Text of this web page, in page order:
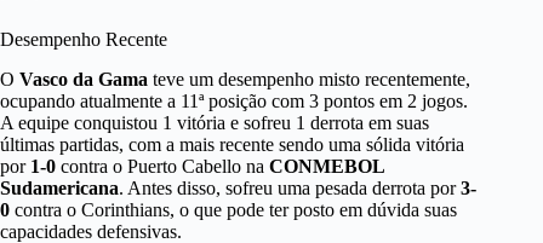
Desempenho Recente
O Vasco da Gama teve um desempenho misto recentemente,
ocupando atualmente a 11ª posição com 3 pontos em 2 jogos.
A equipe conquistou 1 vitória e sofreu 1 derrota em suas
últimas partidas, com a mais recente sendo uma sólida vitória
por 1-0 contra o Puerto Cabello na CONMEBOL
Sudamericana. Antes disso, sofreu uma pesada derrota por3-
0 contra o Corinthians, o que pode ter posto em dúvida suas
capacidades defensivas.